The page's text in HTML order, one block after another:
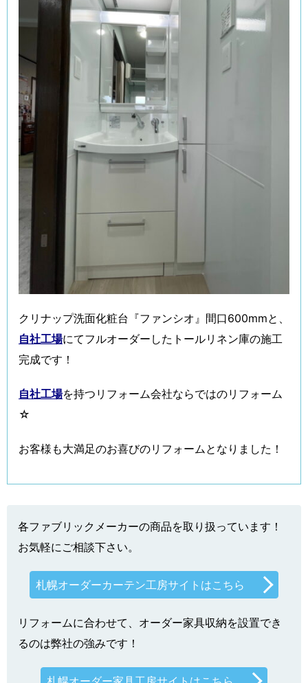
クリナップ洗面化粧台『ファンシオ』間口600mmと、
自社工場にてフルオーダーしたトールリネン庫の施工
完成です！
自社工場を持つリフォーム会社ならではのリフォーム
☆
お客様も大満足のお喜びのリフォームとなりました！
各ファブリックメーカーの商品を取り扱っています！
お気軽にご相談下さい。
札幌オーダーカーテン工房サイトはこちら
リフォームに合わせて、オーダー家具収納を設置でき
るのは弊社の強みです！